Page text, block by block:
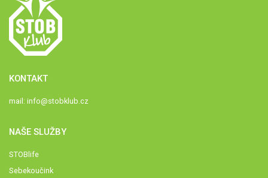
KONTAKT
mail: info@stobklub.cz
NAŠE SLUŽBY
STOBlife
Sebekoučink